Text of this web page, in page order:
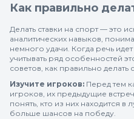
Как правильно
Делать ставки на спорт — это
аналитических навыков,
немного удачи. Когда речь
учитывать ряд особенностей
советов, как правильно делать
Изучите игроков: Перед тем
игроков, их предыдущие
понять, кто из них находится
больше шансов на победу.